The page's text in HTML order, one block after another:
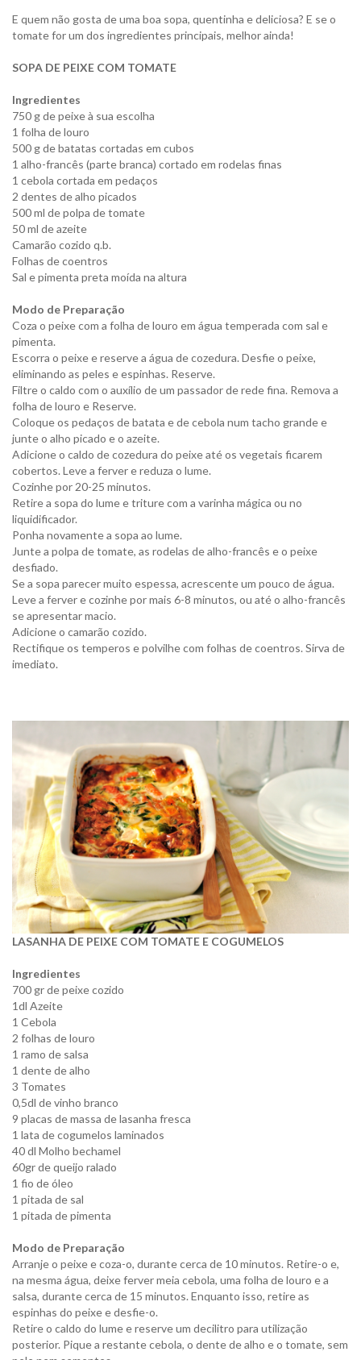
E quem não gosta de uma boa sopa, quentinha e deliciosa? E se o
tomate for um dos ingredientes principais, melhor ainda!
SOPA DE PEIXE COM TOMATE
Ingredientes
750 g de peixe à sua escolha
1 folha de louro
500 g de batatas cortadas em cubos
1 alho-francês (parte branca) cortado em rodelas finas
1 cebola cortada em pedaços
2 dentes de alho picados
500 ml de polpa de tomate
50 ml de azeite
Camarão cozido q.b.
Folhas de coentros
Sal e pimenta preta moída na altura
Modo de Preparação
Coza o peixe com a folha de louro em água temperada com sal e
pimenta.
Escorra o peixe e reserve a água de cozedura. Desfie o peixe,
eliminando as peles e espinhas. Reserve.
Filtre o caldo com o auxílio de um passador de rede fina. Remova a
folha de louro e Reserve.
Coloque os pedaços de batata e de cebola num tacho grande e
junte o alho picado e o azeite.
Adicione o caldo de cozedura do peixe até os vegetais ficarem
cobertos. Leve a ferver e reduza o lume.
Cozinhe por 20-25 minutos.
Retire a sopa do lume e triture com a varinha mágica ou no
liquidificador.
Ponha novamente a sopa ao lume.
Junte a polpa de tomate, as rodelas de alho-francês e o peixe
desfiado.
Se a sopa parecer muito espessa, acrescente um pouco de água.
Leve a ferver e cozinhe por mais 6-8 minutos, ou até o alho-francês
se apresentar macio.
Adicione o camarão cozido.
Rectifique os temperos e polvilhe com folhas de coentros. Sirva de
imediato.
LASANHA DE PEIXE COM TOMATE E COGUMELOS
Ingredientes
700 gr de peixe cozido
1dl Azeite
1 Cebola
2 folhas de louro
1 ramo de salsa
1 dente de alho
3 Tomates
0,5dl de vinho branco
9 placas de massa de lasanha fresca
1 lata de cogumelos laminados
40 dl Molho bechamel
60gr de queijo ralado
1 fio de óleo
1 pitada de sal
1 pitada de pimenta
Modo de Preparação
Arranje o peixe e coza-o, durante cerca de 10 minutos. Retire-o e,
na mesma água, deixe ferver meia cebola, uma folha de louro e a
salsa, durante cerca de 15 minutos. Enquanto isso, retire as
espinhas do peixe e desfie-o.
Retire o caldo do lume e reserve um decilitro para utilização
posterior. Pique a restante cebola, o dente de alho e o tomate, sem